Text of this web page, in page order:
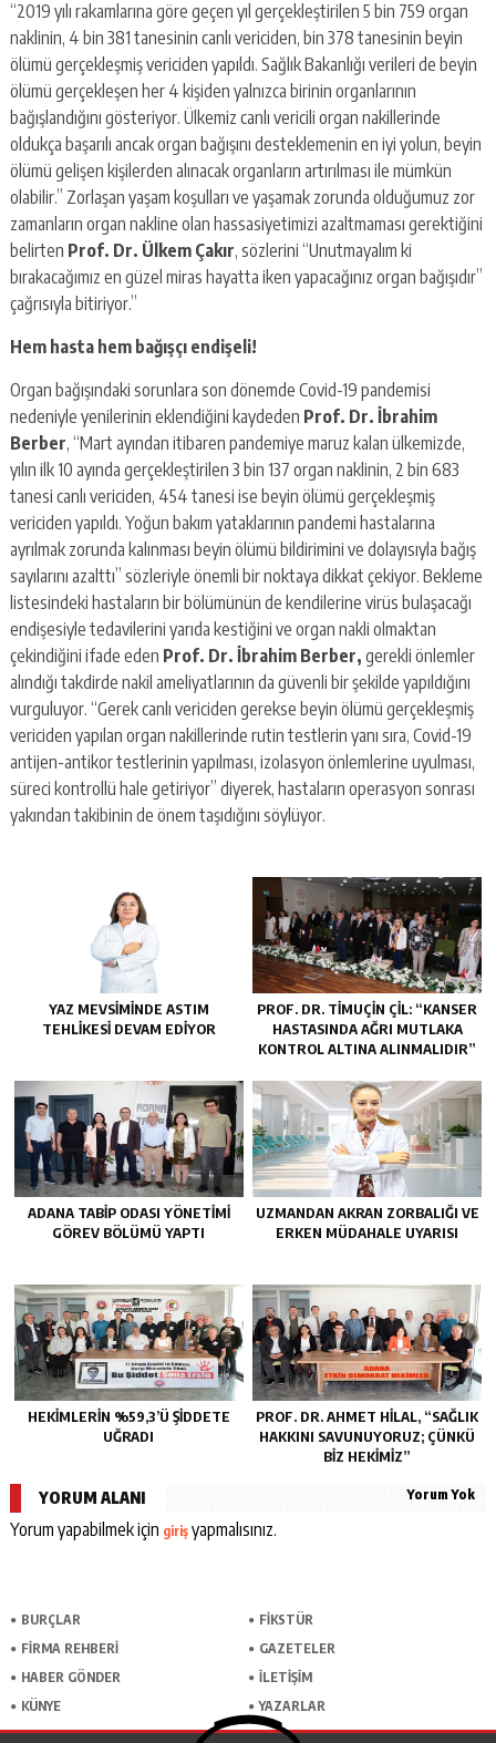
“2019 yılı rakamlarına göre geçen yıl gerçekleştirilen 5 bin 759 organ
naklinin, 4 bin 381 tanesinin canlı vericiden, bin 378 tanesinin beyin
ölümü gerçekleşmiş vericiden yapıldı. Sağlık Bakanlığı verileri de beyin
ölümü gerçekleşen her 4 kişiden yalnızca birinin organlarının
bağışlandığını gösteriyor. Ülkemiz canlı vericili organ nakillerinde
oldukça başarılı ancak organ bağışını desteklemenin en iyi yolun, beyin
ölümü gelişen kişilerden alınacak organların artırılması ile mümkün
olabilir.” Zorlaşan yaşam koşulları ve yaşamak zorunda olduğumuz zor
zamanların organ nakline olan hassasiyetimizi azaltmaması gerektiğini
belirten Prof. Dr. Ülkem Çakır, sözlerini “Unutmayalım ki
bırakacağımız en güzel miras hayatta iken yapacağınız organ bağışıdır”
çağrısıyla bitiriyor.”
Hem hasta hem bağışçı endişeli!
Organ bağışındaki sorunlara son dönemde Covid-19 pandemisi
nedeniyle yenilerinin eklendiğini kaydeden Prof. Dr. İbrahim
Berber, “Mart ayından itibaren pandemiye maruz kalan ülkemizde,
yılın ilk 10 ayında gerçekleştirilen 3 bin 137 organ naklinin, 2 bin 683
tanesi canlı vericiden, 454 tanesi ise beyin ölümü gerçekleşmiş
vericiden yapıldı. Yoğun bakım yataklarının pandemi hastalarına
ayrılmak zorunda kalınması beyin ölümü bildirimini ve dolayısıyla bağış
sayılarını azalttı” sözleriyle önemli bir noktaya dikkat çekiyor. Bekleme
listesindeki hastaların bir bölümünün de kendilerine virüs bulaşacağı
endişesiyle tedavilerini yarıda kestiğini ve organ nakli olmaktan
çekindiğini ifade eden Prof. Dr. İbrahim Berber, gerekli önlemler
alındığı takdirde nakil ameliyatlarının da güvenli bir şekilde yapıldığını
vurguluyor. “Gerek canlı vericiden gerekse beyin ölümü gerçekleşmiş
vericiden yapılan organ nakillerinde rutin testlerin yanı sıra, Covid-19
antijen-antikor testlerinin yapılması, izolasyon önlemlerine uyulması,
süreci kontrollü hale getiriyor” diyerek, hastaların operasyon sonrası
yakından takibinin de önem taşıdığını söylüyor.
YAZ MEVSIMINDE ASTIM
TEHLIKESI DEVAM EDIYOR
PROF. DR. TİMUÇİN ÇİL: “KANSER
HASTASINDA AĞRI MUTLAKA
KONTROL ALTINA ALINMALIDIR”
ADANA TABIP ODASI YÖNETIMI
GÖREV BÖLÜMÜ YAPTI
UZMANDAN AKRAN ZORBALIĞI VE
ERKEN MÜDAHALE UYARISI
HEKİMLERİN %59,3’Ü ŞİDDETE
UĞRADI
PROF. DR. AHMET HILAL, “SAĞLIK
HAKKINI SAVUNUYORUZ; ÇÜNKÜ
BIZ HEKIMIZ”
YORUM ALANI Yorum Yok
Yorum yapabilmek için girişyapmalısınız.
BURÇLAR
FİKSTÜR
FİRMA REHBERİ
GAZETELER
HABER GÖNDER
İLETİŞİM
KÜNYE
YAZARLAR